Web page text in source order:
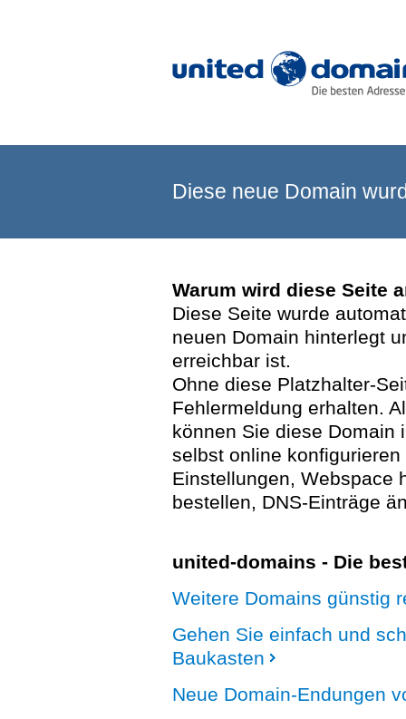
Diese neue Domain
Warum wird diese Seite
Diese Seite wurde
neuen Domain hinterlegt
erreichbar ist.
Ohne diese Platzhalter-
Fehlermeldung erhalten.
können Sie diese Domain
selbst online
Einstellungen, Webspace
bestellen, DNS-Einträge
united-domains - Die
Weitere Domains günstig
Gehen Sie einfach und
Baukasten
Neue Domain-Endungen